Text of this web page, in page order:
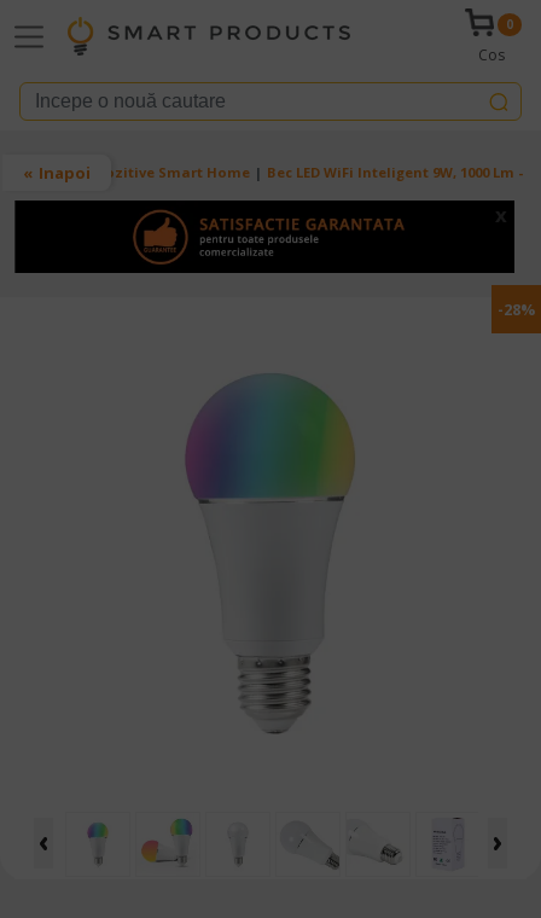
0
Cos
Breadcrumb
Acasa Dispozitive Smart Home Bec LED WiFi Inteligent 9W, 1000 Lm -
Inapoi
x
-28%